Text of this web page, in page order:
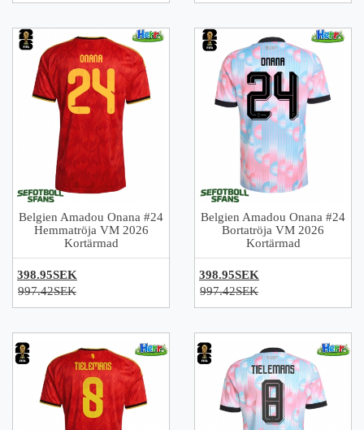
Belgien Amadou Onana #24
Hemmatröja VM 2026
Kortärmad
398.95SEK
997.42SEK
Belgien Amadou Onana #24
Bortatröja VM 2026
Kortärmad
398.95SEK
997.42SEK